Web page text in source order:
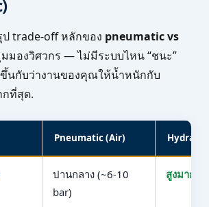
ป trade-off หลักของ pneumatic vs
มองวิศวกร — ไม่มีระบบไหน “ชนะ”
นกับว่างานของคุณให้น้ำหนักกับ
ที่สุด.
Pneumatic (Air)
ปานกลาง (~6-10
bar)
สูงมาก